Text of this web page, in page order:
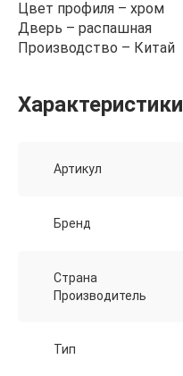
Цвет профиля – хром
Дверь – распашная
Производство – Китай
Характеристики
Артикул
Бренд
Страна
Производитель
Тип